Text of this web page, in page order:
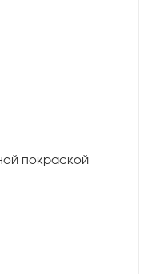
покраской